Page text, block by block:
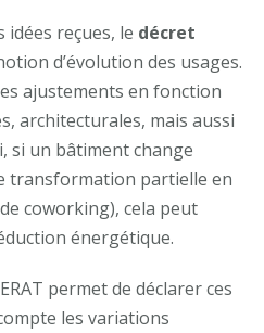
reçues, le décret
d’évolution des usages.
ajustements en fonction
architecturales, mais aussi
si un bâtiment change
transformation partielle en
coworking), cela peut
énergétique.
permet de déclarer ces
les variations